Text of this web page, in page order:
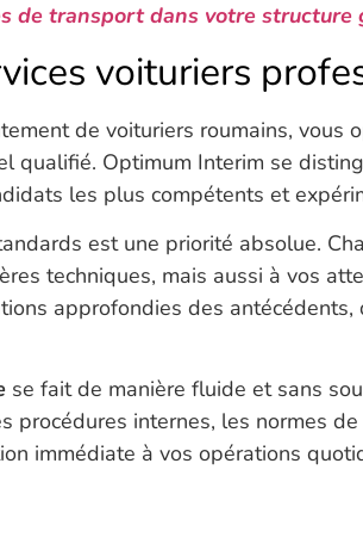
de transport dans votre structure
voituriers
de voituriers roumains,
qualifié. Optimum Interim se
les plus compétents et
est une priorité absolue.
techniques, mais aussi à vos
approfondies des
se fait de manière fluide et sans
procédures internes, les normes
immédiate à vos opérations